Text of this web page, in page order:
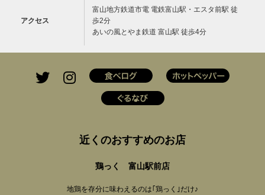
アクセス
富山地方鉄道市電 電鉄富山駅・エスタ前駅 徒
歩2分
あいの風とやま鉄道 富山駅 徒歩4分
近くのおすすめのお店
鶏っく 富山駅前店
地鶏を存分に味わえるのは｢鶏っく｣だけ♪